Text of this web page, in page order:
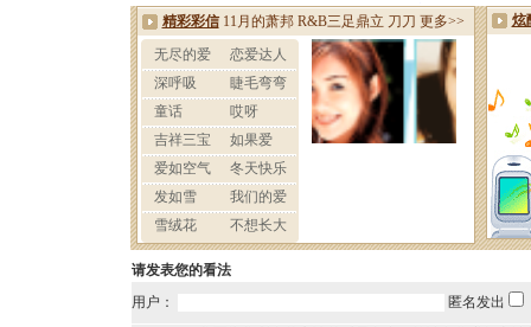
请发表您的看法
用户：
匿名发出